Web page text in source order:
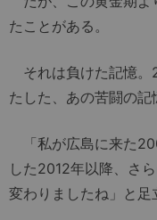
たことがある。
それは負けた記憶。
たした、あの苦闘の記
「私が広島に来た
した2012年以降、さ
変わりましたね」と足